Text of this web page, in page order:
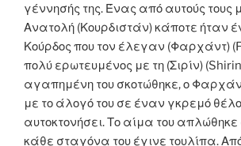
γέννησής της. Ένας από αυτούς τους
Ανατολή (Κουρδιστάν) κάποτε ήταν
Κούρδος που τον έλεγαν (Φαρχάντ)
πολύ ερωτευμένος με τη (Σιρίν)
αγαπημένη του σκοτώθηκε, ο
με το άλογό του σε έναν γκρεμό
αυτοκτονήσει. Το αίμα του
κάθε σταγόνα του έγινε τουλίπα.